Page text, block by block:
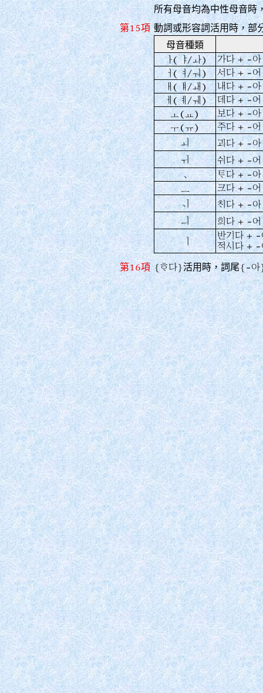
所有母音均為中性母音時
第15項 動詞或形容詞活用時，部
母音種類
ㅏ(ㅑ/ㅘ)
가다 + -
ㅓ(ㅕ/ㅝ)
서다 + -
ㅐ(ㅒ/ㅙ)
내다 + -
ㅔ(ㅖ/ㅞ)
데다 + -
ㅗ(ㅛ)
보다 + -
ㅜ(ㅠ)
주다 + -
ㅚ
괴다 + -아
ㅟ
쉬다 + -어
ㆍ
󿎀다 + -
ㅡ
크다 + -
ㆎ
󿌬다 + -
ㅢ
희다 + -어
ㅣ
반기다 +
적시다 +
第16項 {󿏰다}活用時，詞尾{-